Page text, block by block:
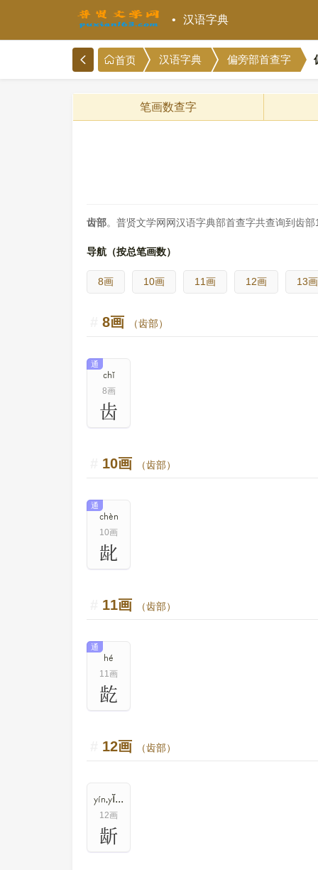
汉语字典
首页 汉语字典 偏旁部首查字
笔画数查字
齿部。普贤文学网网汉语字典部首查字共查询到齿
导航（按总笔画数）
8画 10画 11画 12画 13画
8画 （齿部）
chǐ
8画
通
齿
10画 （齿部）
chèn
10画
通
龀
11画 （齿部）
hé
11画
通
龁
12画 （齿部）
yín,yĭn,yán
12画
龂